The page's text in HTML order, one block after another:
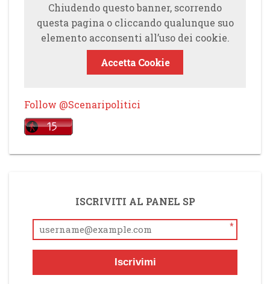
Chiudendo questo banner, scorrendo
questa pagina o cliccando qualunque suo
elemento acconsenti all’uso dei cookie.
Accetta Cookie
Follow @Scenaripolitici
ISCRIVITI AL PANEL SP
*
Iscrivimi